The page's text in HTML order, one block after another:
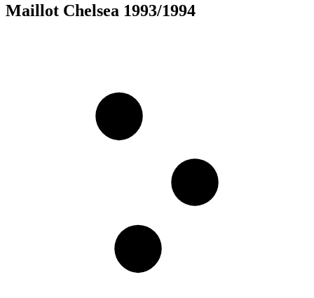
Maillot Chelsea 1993/1994